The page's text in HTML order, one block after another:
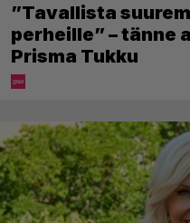
”Tavallista
perheille” – tänne
Prisma Tukku